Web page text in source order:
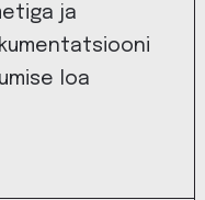
ja
loa